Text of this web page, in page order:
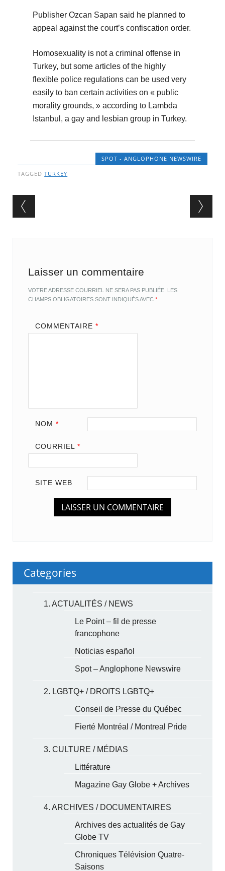
Publisher Ozcan Sapan said he planned to
appeal against the court’s confiscation order.
Homosexuality is not a criminal offense in
Turkey, but some articles of the highly
flexible police regulations can be used very
easily to ban certain activities on « public
morality grounds, » according to Lambda
Istanbul, a gay and lesbian group in Turkey.
SPOT - ANGLOPHONE NEWSWIRE
TAGGEDTURKEY
Post navigation
Laisser un commentaire
VOTRE ADRESSE COURRIEL NE SERA PAS PUBLIÉE. LES
CHAMPS OBLIGATOIRES SONT INDIQUÉS AVEC*
COMMENTAIRE *
NOM *
COURRIEL *
SITE WEB
Categories
1. ACTUALITÉS / NEWS
Le Point – fil de presse
francophone
Noticias español
Spot – Anglophone Newswire
2. LGBTQ+ / DROITS LGBTQ+
Conseil de Presse du Québec
Fierté Montréal / Montreal Pride
3. CULTURE / MÉDIAS
Littérature
Magazine Gay Globe + Archives
4. ARCHIVES / DOCUMENTAIRES
Archives des actualités de Gay
Globe TV
Chroniques Télévision Quatre-
Saisons